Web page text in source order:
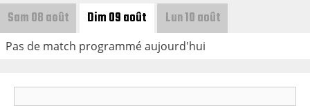
Sam 08 août Dim 09 août
Pas de match programmé aujourd'hui
Lun 10 août